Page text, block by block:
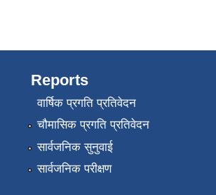
Reports
वार्षिक प्रगति प्रतिवेदन
चौमासिक प्रगति प्रतिवेदन
सार्वजनिक सुनुवाई
सार्वजनिक परीक्षण